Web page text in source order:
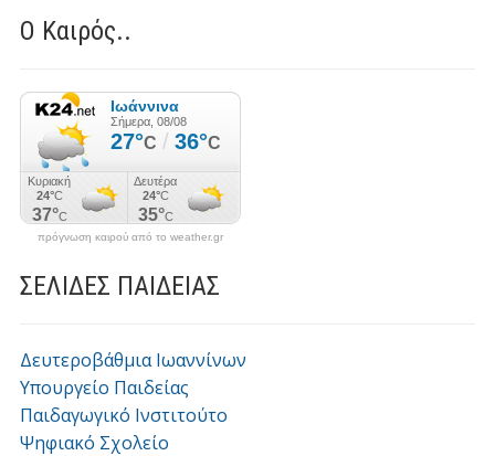
Ο Καιρός..
πρόγνωση καιρού από το weather.gr
ΣΕΛΙΔΕΣ ΠΑΙΔΕΙΑΣ
Δευτεροβάθμια Ιωαννίνων
Υπουργείο Παιδείας
Παιδαγωγικό Ινστιτούτο
Ψηφιακό Σχολείο